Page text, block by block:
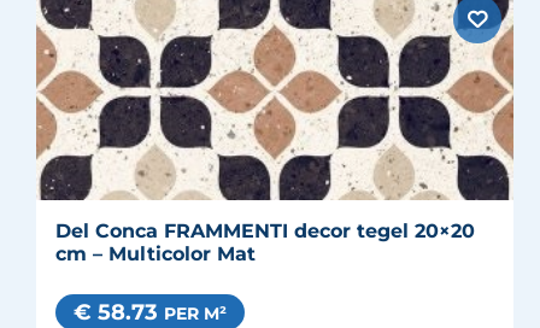
Del Conca FRAMMENTI decor tegel 20×20
cm – Multicolor Mat
€ 58.73 PER M²